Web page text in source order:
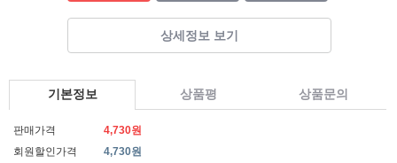
상세정보 보기
기본정보 상품평 상품문의
판매가격
4,730원
회원할인가격
4,730원